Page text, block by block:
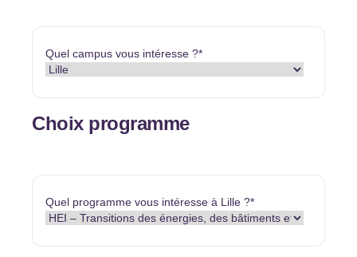
Quel campus vous intéresse ?*
Choix programme
Quel programme vous intéresse à Lille ?*